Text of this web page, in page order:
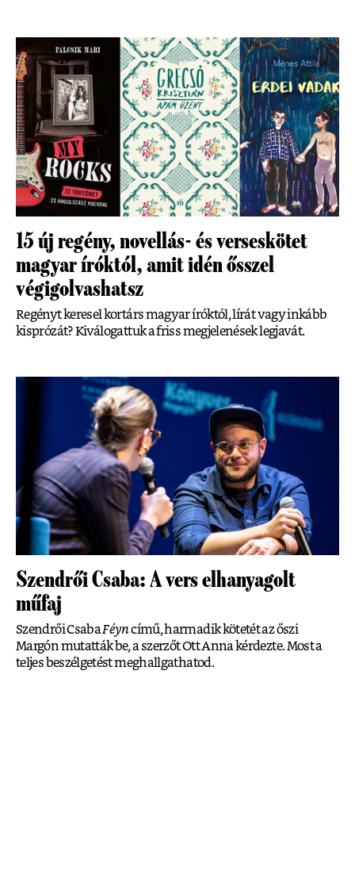
15 új regény, novellás- és verseskötet
magyar íróktól, amit idén ősszel
végigolvashatsz
Regényt keresel kortárs magyar íróktól, lírát vagy inkább
kisprózát? Kiválogattuk a friss megjelenések legjavát.
Szendrői Csaba: A vers elhanyagolt
műfaj
Szendrői CsabaFéyncímű, harmadik kötetét az őszi
Margón mutatták be, a szerzőt Ott Anna kérdezte. Most a
teljes beszélgetést meghallgathatod.